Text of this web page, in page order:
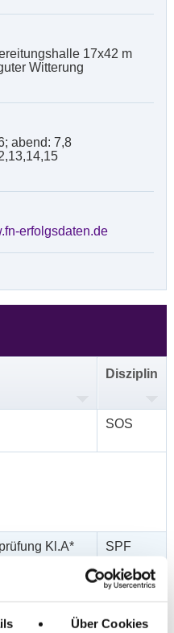
Über Cookies
17x42 m
Witterung
abend: 7,8
erfolgsdaten.de
Disziplin
SOS
Kl.A* SPF